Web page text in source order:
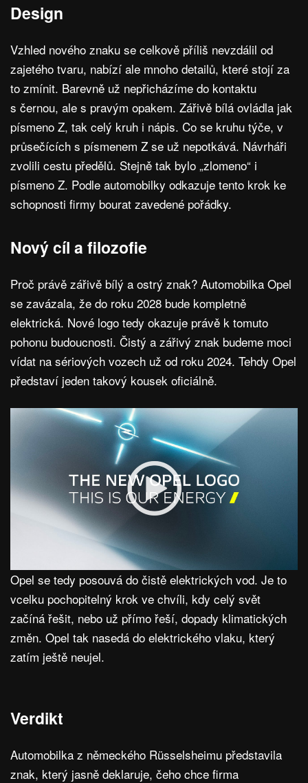
Design
Vzhled nového znaku se celkově příliš nevzdálil od
zajetého tvaru, nabízí ale mnoho detailů, které stojí za
to zmínit. Barevně už nepřicházíme do kontaktu
s černou, ale s pravým opakem. Zářivě bílá ovládla jak
písmeno Z, tak celý kruh i nápis. Co se kruhu týče, v
průsečících s písmenem Z se už nepotkává. Návrháři
zvolili cestu předělů. Stejně tak bylo „zlomeno“ i
písmeno Z. Podle automobilky odkazuje tento krok ke
schopnosti firmy bourat zavedené pořádky.
Nový cíl a filozofie
Proč právě zářivě bílý a ostrý znak? Automobilka Opel
se zavázala, že do roku 2028 bude kompletně
elektrická. Nové logo tedy okazuje právě k tomuto
pohonu budoucnosti. Čistý a zářivý znak budeme moci
vídat na sériových vozech už od roku 2024. Tehdy Opel
představí jeden takový kousek oficiálně.
Opel se tedy posouvá do čistě elektrických vod. Je to
vcelku pochopitelný krok ve chvíli, kdy celý svět
začíná řešit, nebo už přímo řeší, dopady klimatických
změn. Opel tak nasedá do elektrického vlaku, který
zatím ještě neujel.
Verdikt
Automobilka z německého Rüsselsheimu představila
znak, který jasně deklaruje, čeho chce firma